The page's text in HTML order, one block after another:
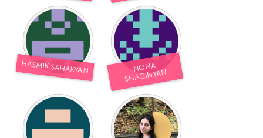
HASMIK SAHAKYAN NONA
SHAGINYAN